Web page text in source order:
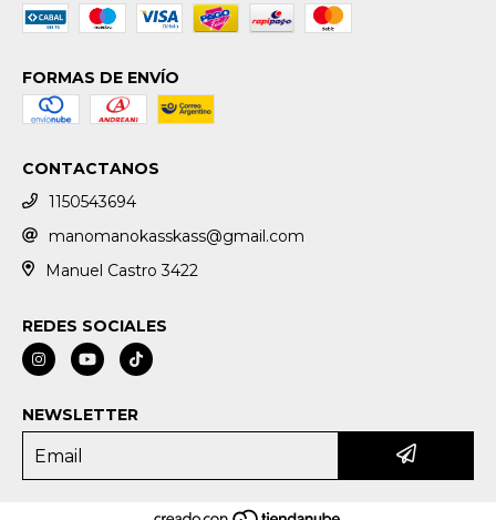
FORMAS DE ENVÍO
CONTACTANOS
1150543694
manomanokasskass@gmail.com
Manuel Castro 3422
REDES SOCIALES
NEWSLETTER